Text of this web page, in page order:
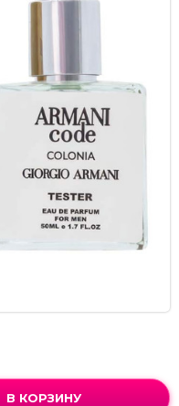
В КОРЗИНУ